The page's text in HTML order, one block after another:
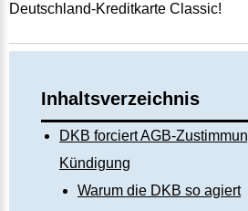
Deutschland-Kreditkarte Classic!
Inhaltsverzeichnis
DKB forciert AGB-
Kündigung
Warum die DKB so agiert